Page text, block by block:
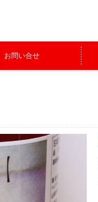
お問い合せ